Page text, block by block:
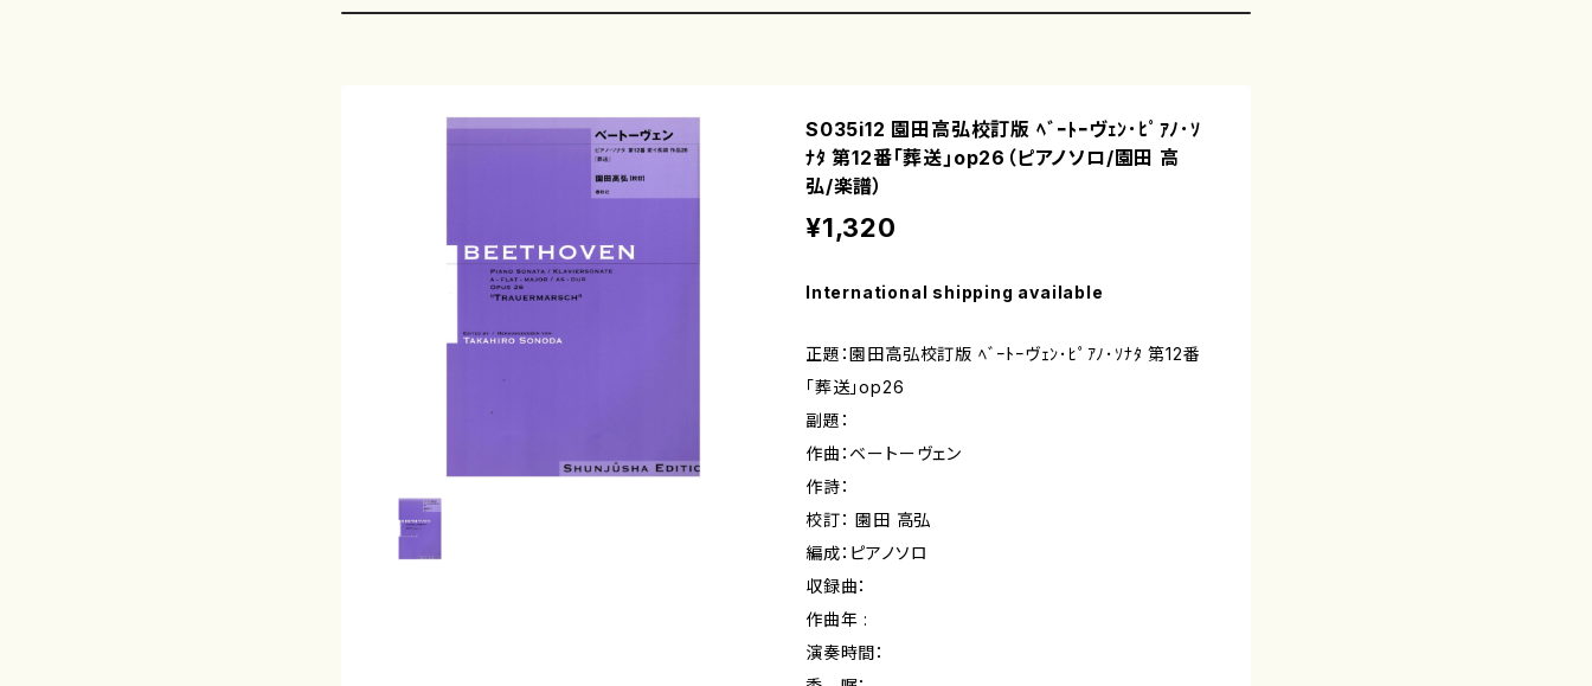
S035i12 園田高弘校訂版 ﾍﾞｰﾄｰヴｪﾝ･ﾋﾟｱﾉ･ｿ
ﾅﾀ 第12番｢葬送｣op26（ピアノソロ/園田 高
弘/楽譜）
¥1,320
International shipping available
正題：園田高弘校訂版 ﾍﾞｰﾄｰヴｪﾝ･ﾋﾟｱﾉ･ｿﾅﾀ 第12番
｢葬送｣op26
副題：
作曲：ベートーヴェン
作詩：
校訂： 園田 高弘
編成：ピアノソロ
収録曲：
作曲年 :
演奏時間：